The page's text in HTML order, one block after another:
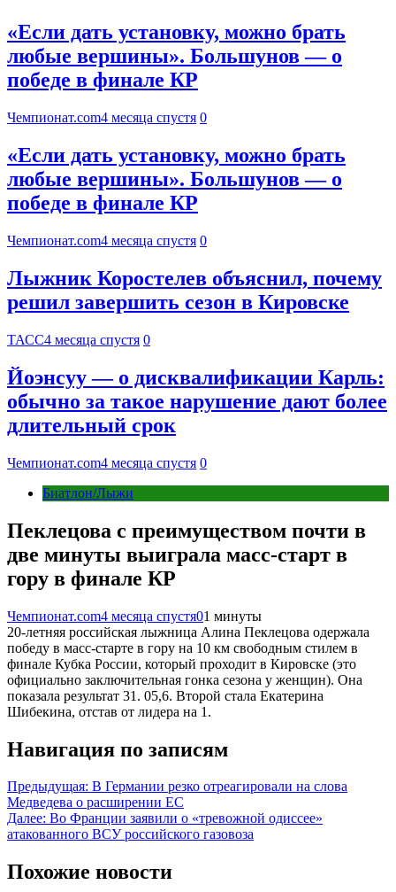
«Если дать установку, можно брать
любые вершины». Большунов — о
победе в финале КР
Чемпионат.com4 месяца спустя 0
«Если дать установку, можно брать
любые вершины». Большунов — о
победе в финале КР
Чемпионат.com4 месяца спустя 0
Лыжник Коростелев объяснил, почему
решил завершить сезон в Кировске
ТАСС4 месяца спустя 0
Йоэнсуу — о дисквалификации Карль:
обычно за такое нарушение дают более
длительный срок
Чемпионат.com4 месяца спустя 0
Биатлон/Лыжи
Пеклецова с преимуществом почти в
две минуты выиграла масс-старт в
гору в финале КР
Чемпионат.com4 месяца спустя01 минуты
20-летняя российская лыжница Алина Пеклецова одержала
победу в масс-старте в гору на 10 км свободным стилем в
финале Кубка России, который проходит в Кировске (это
официально заключительная гонка сезона у женщин). Она
показала результат 31. 05,6. Второй стала Екатерина
Шибекина, отстав от лидера на 1.
Навигация по записям
Предыдущая: В Германии резко отреагировали на слова
Медведева о расширении ЕС
Далее: Во Франции заявили о «тревожной одиссее»
атакованного ВСУ российского газовоза
Похожие новости